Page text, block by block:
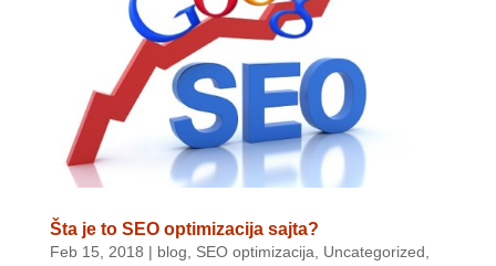
Šta je to SEO optimizacija sajta?
Feb 15, 2018 | blog SEO optimizacija Uncategorized